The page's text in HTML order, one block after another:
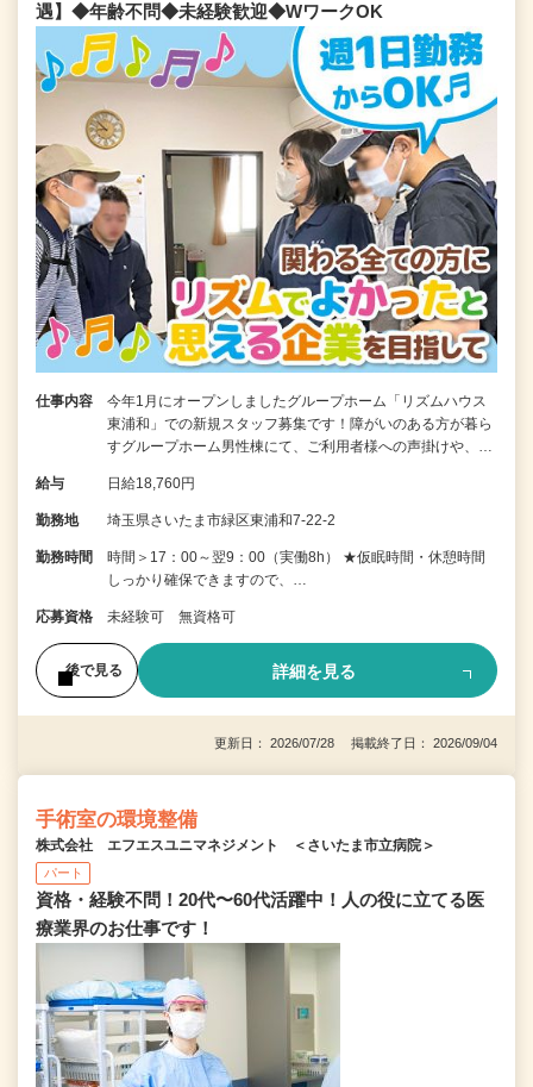
遇】◆年齢不問◆未経験歓迎◆WワークOK
仕事内容
今年1月にオープンしましたグループホーム「リズムハウス
東浦和」での新規スタッフ募集です！障がいのある方が暮ら
すグループホーム男性棟にて、ご利用者様への声掛けや、…
給与 日給18,760円
勤務地 埼玉県さいたま市緑区東浦和7-22-2
勤務時間
時間＞17：00～翌9：00（実働8h） ★仮眠時間・休憩時間
しっかり確保できますので、…
応募資格 未経験可 無資格可
後で見る 詳細を見る
更新日： 2026/07/28 掲載終了日： 2026/09/04
手術室の環境整備
株式会社 エフエスユニマネジメント ＜さいたま市立病院＞
パート
資格・経験不問！20代〜60代活躍中！人の役に立てる医
療業界のお仕事です！